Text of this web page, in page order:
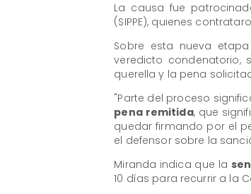
La causa fue
(SIPPE), quienes
Sobre esta nueva
veredicto condenatorio,
querella y la pena
"Parte del proceso
pena remitida, que
quedar firmando por el
el defensor sobre la
Miranda indica que la
10 días para recurrir a la